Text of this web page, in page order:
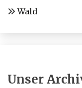
Wald
Unser